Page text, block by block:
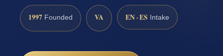
1997 Founded VA EN · ES Intake